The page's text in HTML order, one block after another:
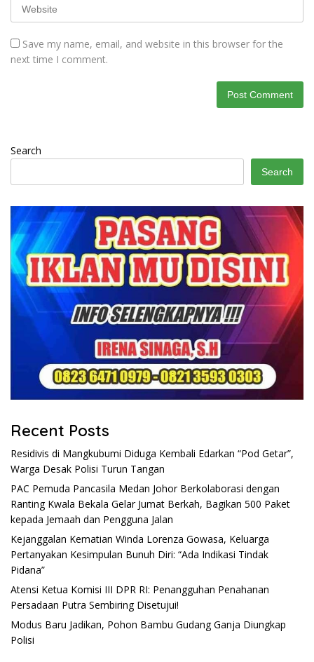
Save my name, email, and website in this browser for the
next time I comment.
Search
Search
Recent Posts
Residivis di Mangkubumi Diduga Kembali Edarkan “Pod Getar”,
Warga Desak Polisi Turun Tangan
PAC Pemuda Pancasila Medan Johor Berkolaborasi dengan
Ranting Kwala Bekala Gelar Jumat Berkah, Bagikan 500 Paket
kepada Jemaah dan Pengguna Jalan
Kejanggalan Kematian Winda Lorenza Gowasa, Keluarga
Pertanyakan Kesimpulan Bunuh Diri: “Ada Indikasi Tindak
Pidana”
Atensi Ketua Komisi III DPR RI: Penangguhan Penahanan
Persadaan Putra Sembiring Disetujui!
Modus Baru Jadikan, Pohon Bambu Gudang Ganja Diungkap
Polisi